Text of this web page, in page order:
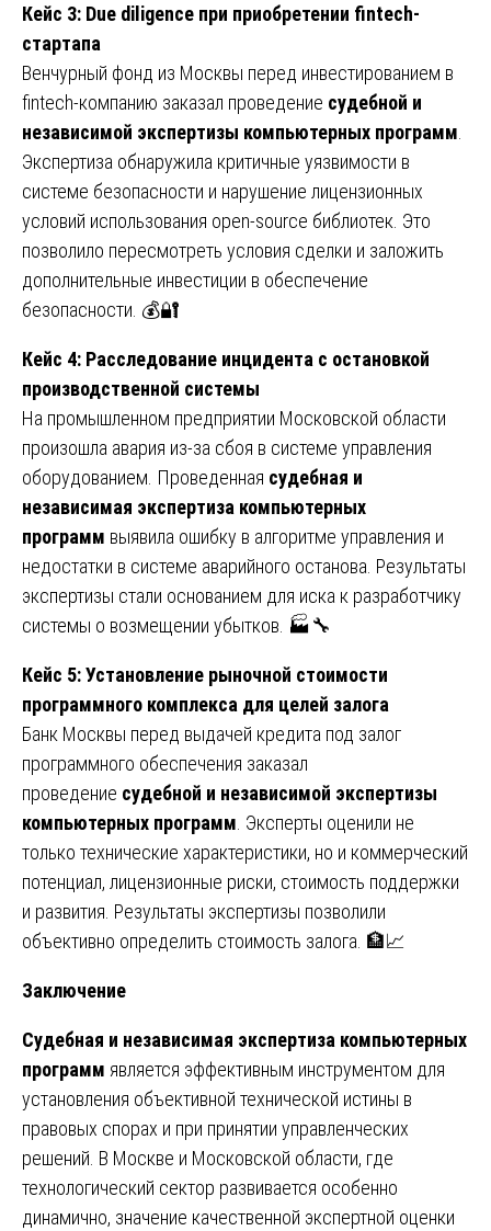
Кейс 3: Due diligence при приобретении fintech-
стартапа
Венчурный фонд из Москвы перед инвестированием в
fintech-компанию заказал проведение судебной и
независимой экспертизы компьютерных программ
Экспертиза обнаружила критичные уязвимости в
системе безопасности и нарушение лицензионных
условий использования open-source библиотек. Это
позволило пересмотреть условия сделки и заложить
дополнительные инвестиции в обеспечение
безопасности. 💰🔐
Кейс 4: Расследование инцидента с остановкой
производственной системы
На промышленном предприятии Московской области
произошла авария из-за сбоя в системе управления
оборудованием. Проведенная судебная и
независимая экспертиза компьютерных
программ выявила ошибку в алгоритме управления и
недостатки в системе аварийного останова. Результаты
экспертизы стали основанием для иска к разработчику
системы о возмещении убытков. 🏭🔧
Кейс 5: Установление рыночной стоимости
программного комплекса для целей залога
Банк Москвы перед выдачей кредита под залог
программного обеспечения заказал
проведение судебной и независимой экспертизы
компьютерных программ . Эксперты оценили не
только технические характеристики, но и коммерческий
потенциал, лицензионные риски, стоимость поддержки
и развития. Результаты экспертизы позволили
объективно определить стоимость залога. 🏦📈
Заключение
Судебная и независимая экспертиза компьютерных
программ является эффективным инструментом для
установления объективной технической истины в
правовых спорах и при принятии управленческих
решений. В Москве и Московской области, где
технологический сектор развивается особенно
динамично, значение качественной экспертной оценки